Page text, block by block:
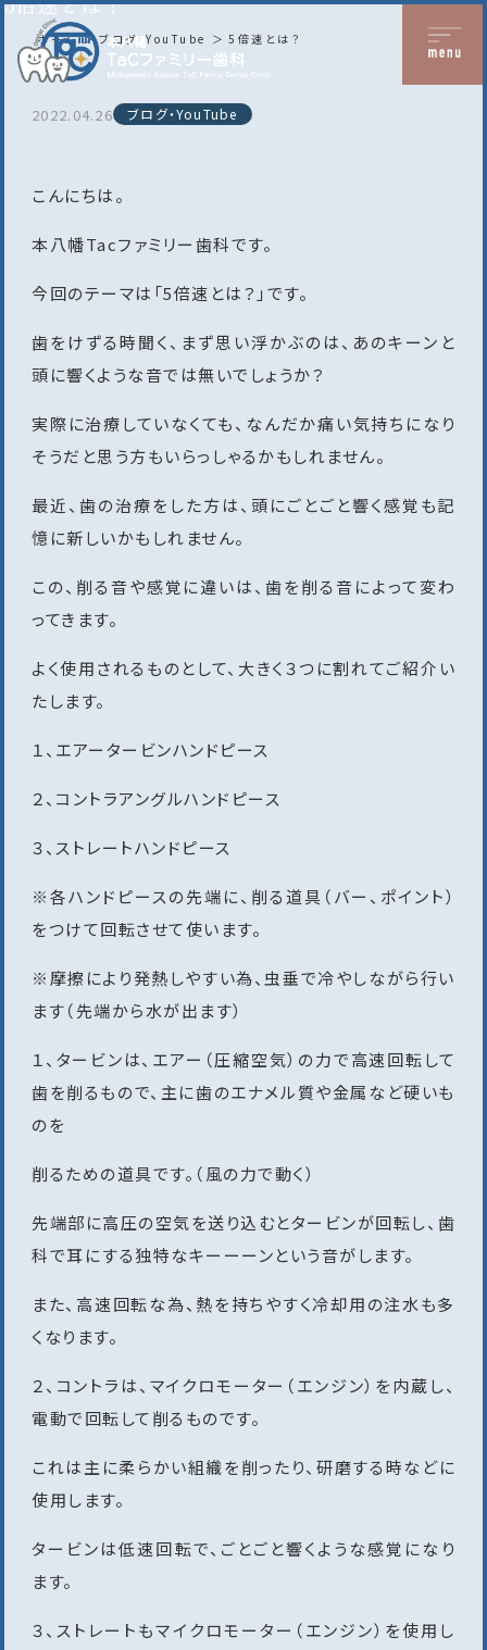
ホーム ブログ・YouTube 5倍速とは？
2022.04.26 ブログ・YouTube
こんにちは。
本八幡Tacファミリー歯科です。
今回のテーマは「5倍速とは？」です。
歯をけずる時聞く、まず思い浮かぶのは、あのキーンと
頭に響くような音では無いでしょうか？
実際に治療していなくても、なんだか痛い気持ちになり
そうだと思う方もいらっしゃるかもしれません。
最近、歯の治療をした方は、頭にごとごと響く感覚も記
憶に新しいかもしれません。
この、削る音や感覚に違いは、歯を削る音によって変わ
ってきます。
よく使用されるものとして、大きく３つに割れてご紹介い
たします。
１、エアータービンハンドピース
２、コントラアングルハンドピース
３、ストレートハンドピース
※各ハンドピースの先端に、削る道具（バー、ポイント）
をつけて回転させて使います。
※摩擦により発熱しやすい為、虫垂で冷やしながら行い
ます（先端から水が出ます）
１、タービンは、エアー（圧縮空気）の力で高速回転して
歯を削るもので、主に歯のエナメル質や金属など硬いも
のを
削るための道具です。（風の力で動く）
先端部に高圧の空気を送り込むとタービンが回転し、歯
科で耳にする独特なキーーーンという音がします。
また、高速回転な為、熱を持ちやすく冷却用の注水も多
くなります。
２、コントラは、マイクロモーター（エンジン）を内蔵し、
電動で回転して削るものです。
これは主に柔らかい組織を削ったり、研磨する時などに
使用します。
タービンは低速回転で、ごとごと響くような感覚になり
ます。
３、ストレートもマイクロモーター（エンジン）を使用し